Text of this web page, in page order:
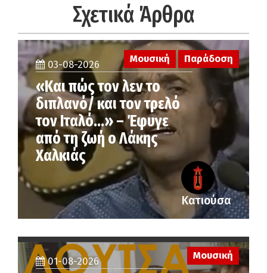
Σχετικά Άρθρα
Μουσική Παράδοση
03-08-2026
«Και πώς τον λεν το
διπλανό/ και τον τρελό
τον Ιταλό…» – Έφυγε
από τη ζωή ο Λάκης
Χαλκιάς
Κατιούσα
01-08-2026
Μουσική